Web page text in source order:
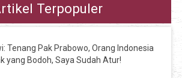
Terpopuler
Tenang Pak Prabowo, Orang Indonesia
yang Bodoh, Saya Sudah Atur!